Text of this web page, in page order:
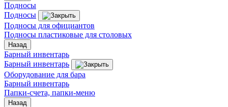
Подносы
Подносы
Подносы для официантов
Подносы пластиковые для столовых
Назад
Барный инвентарь
Барный инвентарь
Оборудование для бара
Барный инвентарь
Папки-счета, папки-меню
Назад